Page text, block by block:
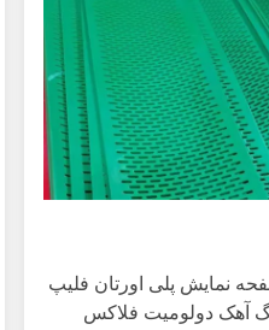
نمایش پلی اورتان فلیپ
آهک دولومیت فلاکس